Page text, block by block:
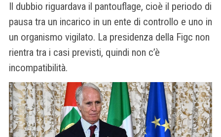
Il dubbio riguardava il pantouflage, cioè il periodo di
pausa tra un incarico in un ente di controllo e uno in
un organismo vigilato. La presidenza della Figc non
rientra tra i casi previsti, quindi non c’è
incompatibilità.